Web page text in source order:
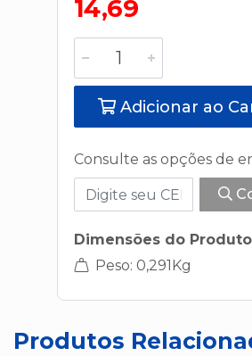
14,69
Adicionar ao
Consulte as opções de
Dimensões do Produto
Peso: 0,291Kg
Produtos